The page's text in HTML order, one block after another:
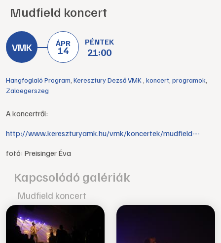
Mudfield koncert
ÁPR
14
PÉNTEK
21:00
Hangfoglaló Program Keresztury Dezső VMK koncert programok
Zalaegerszeg
A koncertről:
http://www.kereszturyamk.hu/vmk/koncertek/mudfield---
fotó: Preisinger Éva
Kapcsolódó galériák
Mudfield koncert